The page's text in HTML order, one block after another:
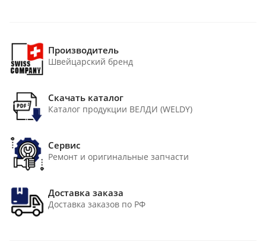
Производитель
Швейцарский бренд
Скачать каталог
Каталог продукции ВЕЛДИ (WELDY)
Сервис
Ремонт и оригинальные запчасти
Доставка заказа
Доставка заказов по РФ